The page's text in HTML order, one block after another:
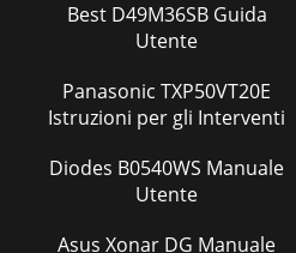
Best D49M36SB Guida
Utente
Panasonic TXP50VT20E
Istruzioni per gli Interventi
Diodes B0540WS Manuale
Utente
Asus Xonar DG Manuale